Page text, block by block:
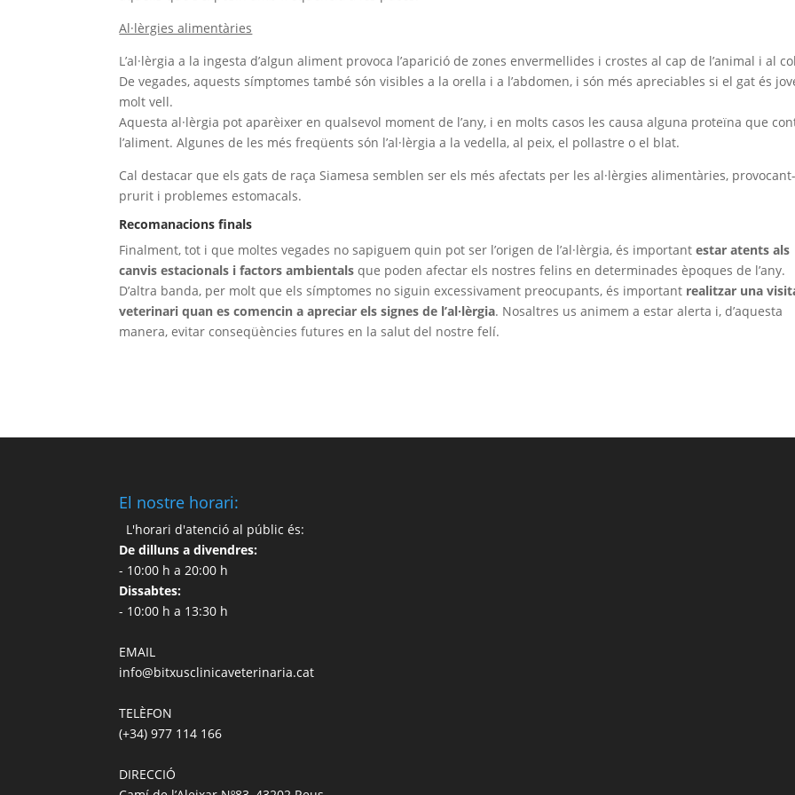
Al·lèrgies alimentàries
L’al·lèrgia a la ingesta d’algun aliment provoca l’aparició de zones envermellides i crostes al cap de l’animal i al
De vegades, aquests símptomes també són visibles a la orella i a l’abdomen, i són més apreciables si el gat és
molt vell.
Aquesta al·lèrgia pot aparèixer en qualsevol moment de l’any, i en molts casos les causa alguna proteïna que
l’aliment. Algunes de les més freqüents són l’al·lèrgia a la vedella, al peix, el pollastre o el blat.
Cal destacar que els gats de raça Siamesa semblen ser els més afectats per les al·lèrgies alimentàries,
prurit i problemes estomacals.
Recomanacions finals
Finalment, tot i que moltes vegades no sapiguem quin pot ser l’origen de l’al·lèrgia, és importantestar atents als
canvis estacionals i factors ambientals que poden afectar els nostres felins en determinades èpoques de l’any.
D’altra banda, per molt que els símptomes no siguin excessivament preocupants, és important realitzar una
veterinari quan es comencin a apreciar els signes de l’al·lèrgia. Nosaltres us animem a estar alerta i, d’aquesta
manera, evitar conseqüències futures en la salut del nostre felí.
El nostre horari:
L'horari d'atenció al públic és:
De dilluns a divendres:
- 10:00 h a 20:00 h
Dissabtes:
- 10:00 h a 13:30 h
EMAIL
info@bitxusclinicaveterinaria.cat
TELÈFON
(+34) 977 114 166
DIRECCIÓ